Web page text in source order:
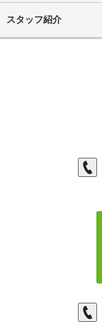
スタッフ紹介